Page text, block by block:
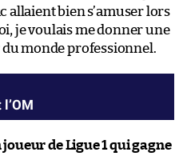
allaient bien s’amuser lors
je voulais me donner une
monde professionnel.
de Ligue 1 qui gagne